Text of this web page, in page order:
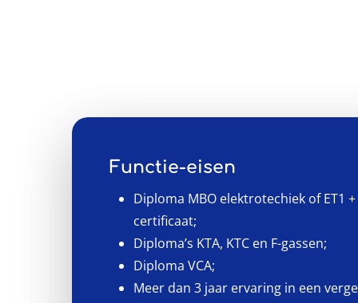
Functie-eisen
Diploma MBO elektrotechiek of ET1
certificaat;
Diploma’s KTA, KTC en F-gassen;
Diploma VCA;
Meer dan 3 jaar ervaring in een